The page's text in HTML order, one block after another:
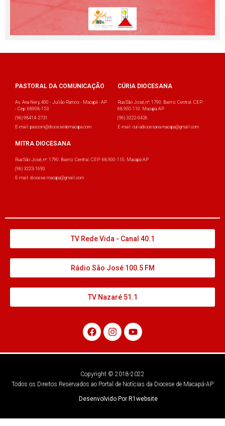
PASTORAL DA COMUNICAÇÃO
Av. Ana Nery, 400 - Julião Ramos - Macapá - AP
- Cep: 68908-153
(96) 98414-2731
E-mail: pascom@diocesedemacapa.com
CÚRIA DIOCESANA
Rua São José, nº: 1790. Bairro: Central. CEP:
68.900-110. Macapá-AP
(96) 3222-0426
E-mail: curiadiocesana.macapa@gmail.com
MITRA DIOCESANA
Rua São José, nº: 1790. Bairro: Central. CEP: 68.900-110. Macapá-AP
(96) 3223-1690
E-mail: diocese.macapa@gmail.com
TV Rede Vida - Canal 40.1
Rádio São José 100.5 FM
TV Nazaré 51.1
Copyright © 2018-2022
Todos os Direitos Reservados ao Portal de Notícias da Diocese de Macapá-AP
Desenvolvido Por R1website